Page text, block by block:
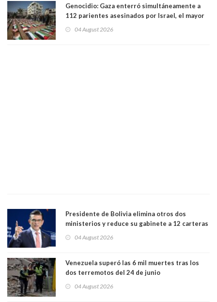
Genocidio: Gaza enterró simultáneamente a
112 parientes asesinados por Israel, el mayor
muertos figuran 44 niños y nueve ancianos
04 August 2026
Presidente de Bolivia elimina otros dos
ministerios y reduce su gabinete a 12 carteras
04 August 2026
Venezuela superó las 6 mil muertes tras los
dos terremotos del 24 de junio
04 August 2026